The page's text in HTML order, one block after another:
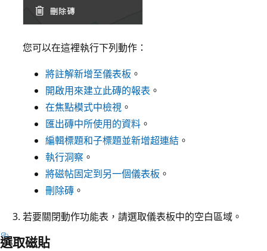
您可以在這裡執行下列動作：
將註解新增至儀表板 。
開啟用來建立此磚的報表 。
在焦點模式中檢視 。
匯出磚中所使用的資料 。
編輯標題和子標題並新增超連結 。
執行洞察 。
將磁帖固定到另一個儀表板 。
刪除磚 。
若要關閉動作功能表，請選取儀表板中的空白區域。
選取磁貼